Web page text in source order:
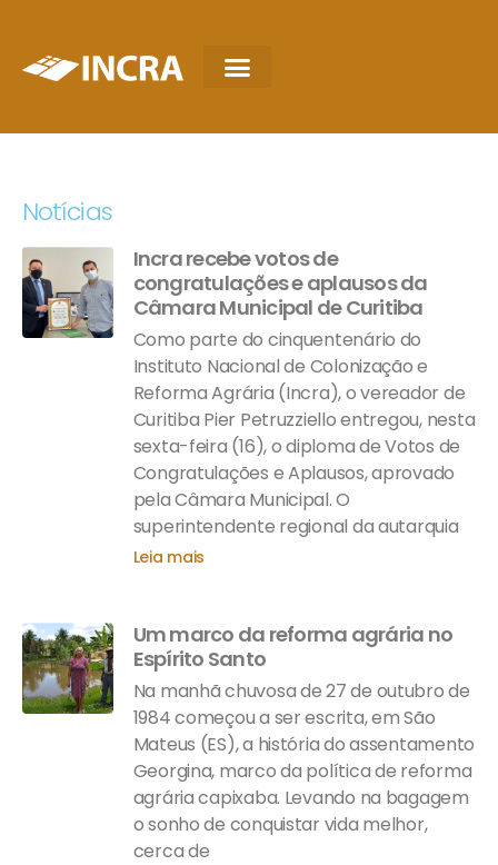
Notícias
Incra recebe votos de
congratulações e aplausos da
Câmara Municipal de Curitiba
Como parte do cinquentenário do
Instituto Nacional de Colonização e
Reforma Agrária (Incra), o vereador de
Curitiba Pier Petruzziello entregou, nesta
sexta-feira (16), o diploma de Votos de
Congratulações e Aplausos, aprovado
pela Câmara Municipal. O
superintendente regional da autarquia
Leia mais
Um marco da reforma agrária no
Espírito Santo
Na manhã chuvosa de 27 de outubro de
1984 começou a ser escrita, em São
Mateus (ES), a história do assentamento
Georgina, marco da política de reforma
agrária capixaba. Levando na bagagem
o sonho de conquistar vida melhor,
cerca de